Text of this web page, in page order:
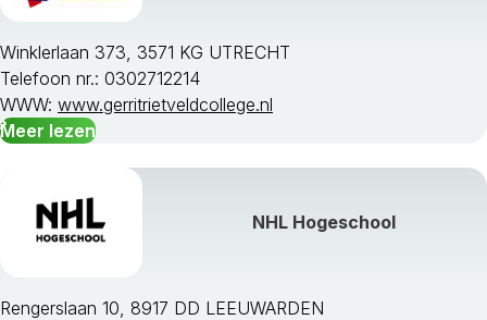
Winklerlaan 373, 3571 KG UTRECHT
Telefoon nr.: 0302712214
WWW: www.gerritrietveldcollege.nl
Meer lezen
NHL Hogeschool
Rengerslaan 10, 8917 DD LEEUWARDEN